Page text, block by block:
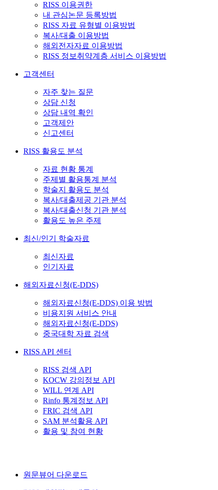
RISS 이용권한
내 관심논문 등록방법
RISS 자료 유형별 이용방법
복사/대출 이용방법
해외전자자료 이용방법
RISS 정보취약계층 서비스 이용방법
고객센터
자주 찾는 질문
상담 신청
상담 내역 확인
고객제안
신고센터
RISS 활용도 분석
자료 현황 통계
주제별 활용통계 분석
학술지 활용도 분석
복사/대출제공 기관 분석
복사/대출신청 기관 분석
활용도 높은 주제
최신/인기 학술자료
최신자료
인기자료
해외자료신청(E-DDS)
해외자료신청(E-DDS) 이용 방법
비용지원 서비스 안내
해외자료신청(E-DDS)
중국대학 자료 검색
RISS API 센터
RISS 검색 API
KOCW 강의정보 API
WILL 연계 API
Rinfo 통계정보 API
FRIC 검색 API
SAM 분석활용 API
활용 및 참여 현황
원문뷰어 다운로드